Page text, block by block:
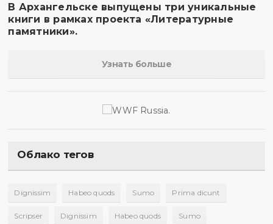
В Архангельске выпущены три уникальные
книги в рамках проекта «Литературные
памятники».
Узнать больше
Облако тегов
Dignissim Habeo quods Sumo Prima dicunt
Scripser Dignissim Habeo quods Sumo